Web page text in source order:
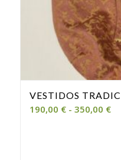
VESTIDOS
190,00 € - 350,00 €